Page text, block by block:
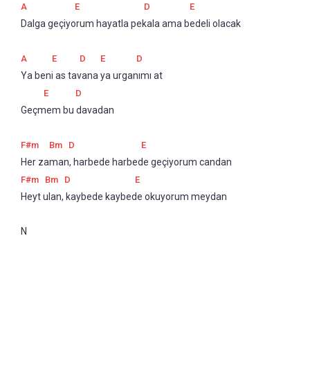
A E D E
Dalga geçiyorum hayatla pekala ama bedeli olacak
A E D E D
Ya beni as tavana ya urganımı at
E D
Geçmem bu davadan
F#m Bm D E
Her zaman, harbede harbede geçiyorum candan
F#m Bm D E
Heyt ulan, kaybede kaybede okuyorum meydan
N